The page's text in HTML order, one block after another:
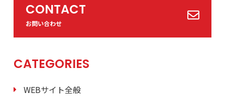
CONTACT
お問い合わせ
CATEGORIES
WEBサイト全般